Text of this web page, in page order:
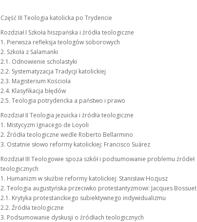
Część III Teologia katolicka po Trydencie
Rozdział I Szkoła hiszpańska i źródła teologiczne
1. Pierwsza refleksja teologów soborowych
2. Szkoła z Salamanki
2.1. Odnowienie scholastyki
2.2. Systematyzacja Tradycji katolickiej
2.3. Magisterium Kościoła
2.4. Klasyfikacja błędów
2.5. Teologia potrydencka a państwo i prawo
Rozdział II Teologia jezuicka i źródła teologiczne
1. Mistycyzm Ignacego de Loyoli
2. Źródła teologiczne wedle Roberto Bellarmino
3. Ostatnie słowo reformy katolickiej: Francisco Suárez
Rozdział III Teologowie spoza szkół i podsumowanie problemu źródeł
teologicznych
1. Humanizm w służbie reformy katolickiej: Stanisław Hozjusz
2. Teologia augustyńska przeciwko protestantyzmowi: Jacques Bossuet
2.1. Krytyka protestanckiego subiektywnego indywidualizmu
2.2. Źródła teologiczne
3. Podsumowanie dyskusji o źródłach teologicznych